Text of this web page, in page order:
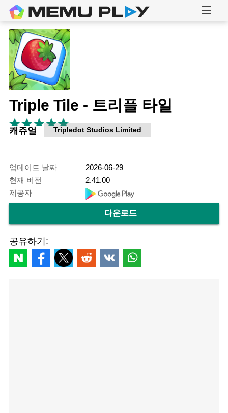
Triple Tile - 트리플 타일
캐쥬얼 Tripledot Studios Limited
업데이트 날짜
2026-06-29
현재 버전
2.41.00
제공자
다운로드
공유하기: